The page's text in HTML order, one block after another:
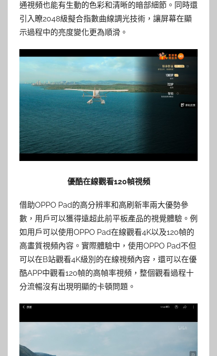
通視頻也能有生動的色彩和清晰的暗部細節。同時還
引入瞭2048級擬合指數曲線調光技術，讓屏幕在顯
示過程中的亮度變化更為順滑。
優酷在線觀看120幀視頻
借助OPPO Pad的高分辨率和高刷新率兩大優勢參
數，用戶可以獲得遠超此前平板產品的視覺體驗。例
如用戶可以使用OPPO Pad在線觀看4K以及120幀的
高畫質視頻內容。實際體驗中，使用OPPO Pad不但
可以在B站觀看4K級別的在線視頻內容，還可以在優
酷APP中觀看120幀的高幀率視頻，整個觀看過程十
分流暢沒有出現明顯的卡頓問題。